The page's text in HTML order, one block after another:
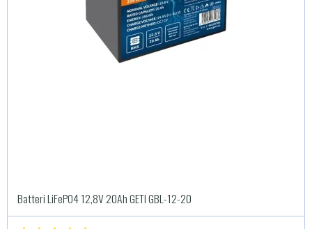
Batteri LiFePO4 12,8V 20Ah GETI GBL-12-20